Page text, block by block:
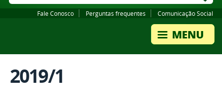
Fale Conosco Perguntas frequentes Comunicação Social
2019/1